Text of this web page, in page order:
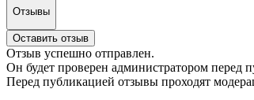
Отзывы
Оставить отзыв
Отзыв успешно отправлен.
Он будет проверен администратором перед
Перед публикацией отзывы проходят